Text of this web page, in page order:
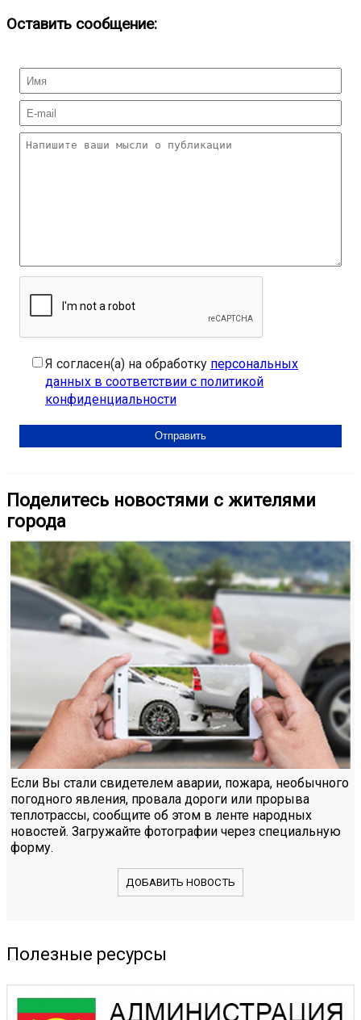
Оставить сообщение:
Я согласен(а) на обработку персональных
данных в соответствии с политикой
конфиденциальности
Поделитесь новостями с жителями
города
Если Вы стали свидетелем аварии, пожара, необычного
погодного явления, провала дороги или прорыва
теплотрассы, сообщите об этом в ленте народных
новостей. Загружайте фотографии через специальную
форму.
ДОБАВИТЬ НОВОСТЬ
Полезные ресурсы